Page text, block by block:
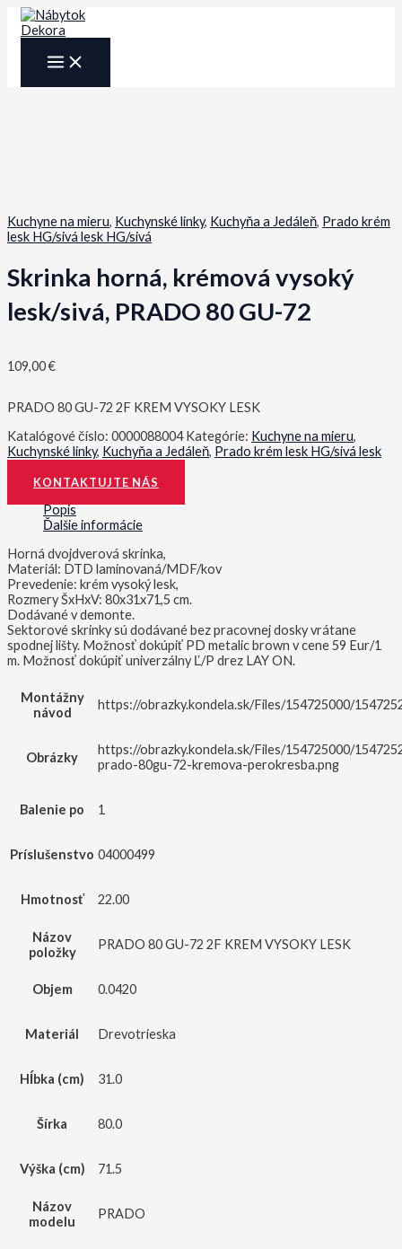
Preskočiť
MAIN
MENU
Kuchyne na mieru, Kuchynské linky, Kuchyňa a Jedáleň, Prado krém
lesk HG/sivá lesk HG/sivá
Skrinka horná, krémová vysoký
lesk/sivá, PRADO 80 GU-72
109,00€
PRADO 80 GU-72 2F KREM VYSOKY LESK
Katalógové číslo: 0000088004 Kategórie: Kuchyne na mieru,
Kuchynské linky, Kuchyňa a Jedáleň, Prado krém lesk HG/sivá lesk
KONTAKTUJTE NÁS
Popis
Ďalšie informácie
Horná dvojdverová skrinka,
Materiál: DTD laminovaná/MDF/kov
Prevedenie: krém vysoký lesk,
Rozmery ŠxHxV: 80x31x71,5 cm.
Dodávané v demonte.
Sektorové skrinky sú dodávané bez pracovnej dosky vrátane
spodnej lišty. Možnosť dokúpiť PD metalic brown v cene 59 Eur/1
m. Možnosť dokúpiť univerzálny Ľ/P drez LAY ON.
Montážny
návod
https://obrazky.kondela.sk/Files/154725000/
Obrázky
https://obrazky.kondela.sk/Files/154725000/
prado-80gu-72-kremova-perokresba.png
Balenie po 1
Príslušenstvo 04000499
Hmotnosť 22.00
Názov
položky
PRADO 80 GU-72 2F KREM VYSOKY LESK
Objem 0.0420
Materiál Drevotrieska
Hĺbka (cm) 31.0
Šírka 80.0
Výška (cm) 71.5
Názov
modelu
PRADO